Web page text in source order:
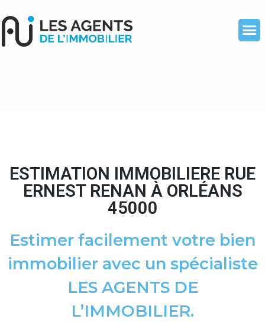
ESTIMATION IMMOBILIERE RUE
ERNEST RENAN À ORLÉANS
45000
Estimer facilement votre bien
immobilier avec un spécialiste
LES AGENTS DE
L’IMMOBILIER.